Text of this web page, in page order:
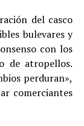
del casco
bulevares y
con los
de atropellos.
perduran»,
comerciantes